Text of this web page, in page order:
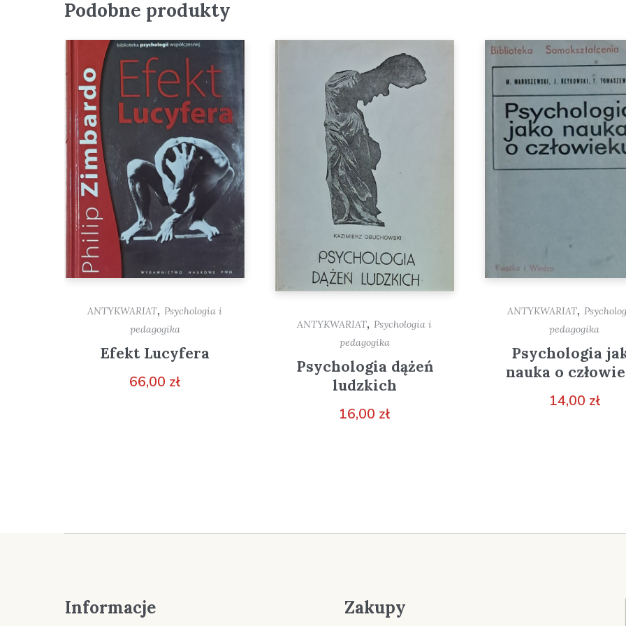
Podobne produkty
ANTYKWARIAT,Psychologia i
pedagogika
Efekt Lucyfera
66,00 zł
ANTYKWARIAT,Psychologia i
pedagogika
Psychologia dążeń
ludzkich
16,00 zł
ANTYKWARIAT,
pedagogika
Psychologia
nauka o
14,00 zł
Informacje Zakupy